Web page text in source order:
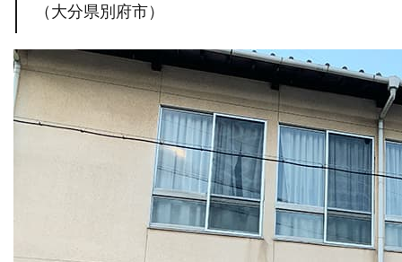
（大分県別府市）